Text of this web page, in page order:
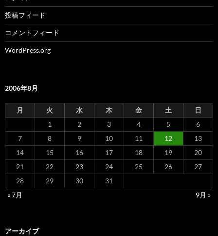
投稿フィード
コメントフィード
WordPress.org
2006年8月
月 火 水 木 金 土
日
1
2 3 4 5
6
7
8 9 10 11 12
13
14
15 16 17 18 19
20
21
22 23 24 25 26
27
28
29 30
31
« 7月
9月 »
アーカイブ